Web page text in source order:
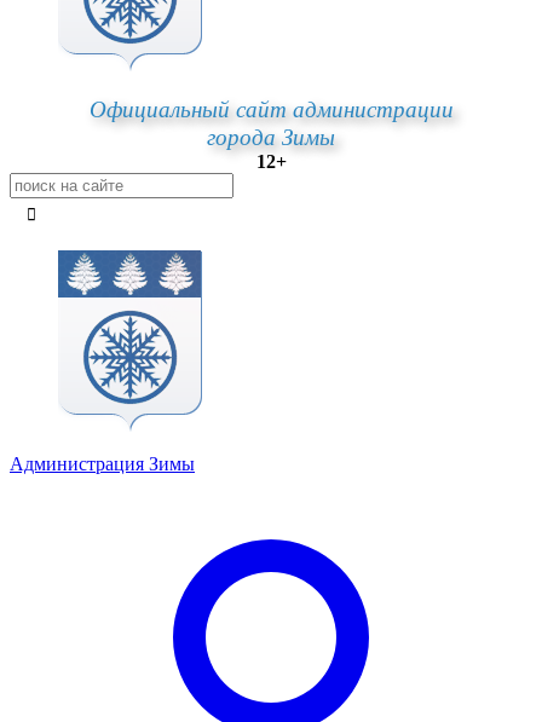
Официальный сайт администрации
города Зимы
12+
Администрация Зимы